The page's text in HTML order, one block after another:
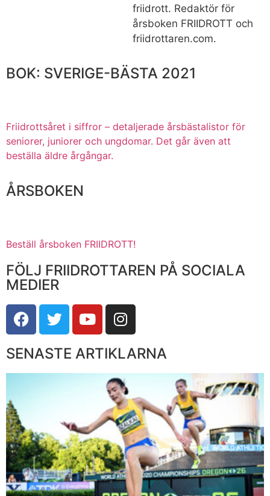
friidrott. Redaktör för
årsboken FRIIDROTT och
friidrottaren.com.
BOK: SVERIGE-BÄSTA 2021
Friidrottsåret i siffror – detaljerade årsbästalistor för
seniorer, juniorer och ungdomar. Det går även att
beställa äldre årgångar.
ÅRSBOKEN
Beställ årsboken FRIIDROTT!
FÖLJ FRIIDROTTAREN PÅ SOCIALA
MEDIER
SENASTE ARTIKLARNA